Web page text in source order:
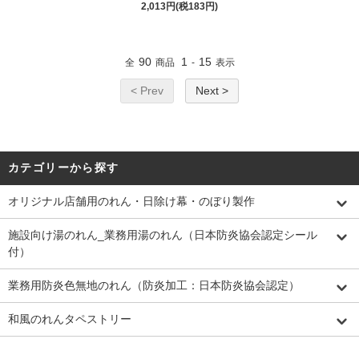
2,013円(税183円)
全 90 商品 1 - 15 表示
< Prev Next >
カテゴリーから探す
オリジナル店舗用のれん・日除け幕・のぼり製作
施設向け湯のれん_業務用湯のれん（日本防炎協会認定シール
付）
業務用防炎色無地のれん（防炎加工：日本防炎協会認定）
和風のれんタペストリー